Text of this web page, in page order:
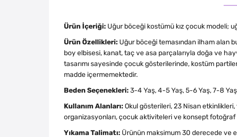
Ürün İçeriği: Uğur böceği kostümü kız çocuk modeli;
Ürün Özellikleri: Uğur böceği temasından ilham alan
boy elbisesi, kanat, taç ve asa parçalarıyla doğa ve
tasarımı sayesinde çocuk gösterilerinde, kostüm
madde içermemektedir.
Beden Seçenekleri:3-4 Yaş, 4-5 Yaş, 5-6 Yaş, 7-8
Kullanım Alanları:Okul gösterileri, 23 Nisan
organizasyonları, çocuk aktiviteleri ve konsept
Yıkama Talimatı: Ürünün maksimum 30 derecede ve